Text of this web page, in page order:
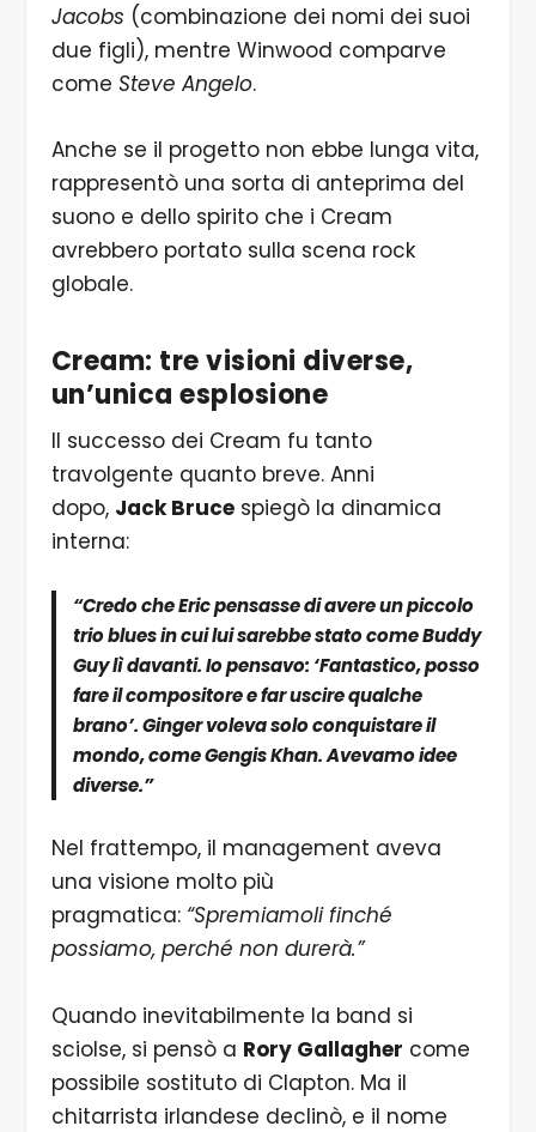
Jacobs (combinazione dei nomi dei suoi
due figli), mentre Winwood comparve
come Steve Angelo.
Anche se il progetto non ebbe lunga vita,
rappresentò una sorta di anteprima del
suono e dello spirito che i Cream
avrebbero portato sulla scena rock
globale.
Cream: tre visioni diverse,
un’unica esplosione
Il successo dei Cream fu tanto
travolgente quanto breve. Anni
dopo, Jack Brucespiegò la dinamica
interna:
“Credo che Eric pensasse di avere un piccolo
trio blues in cui lui sarebbe stato come Buddy
Guy lì davanti. Io pensavo: ‘Fantastico, posso
fare il compositore e far uscire qualche
brano’. Ginger voleva solo conquistare il
mondo, come Gengis Khan. Avevamo idee
diverse.”
Nel frattempo, il management aveva
una visione molto più
pragmatica: “Spremiamoli finché
possiamo, perché non durerà.”
Quando inevitabilmente la band si
sciolse, si pensò a Rory Gallagher come
possibile sostituto di Clapton. Ma il
chitarrista irlandese declinò, e il nome